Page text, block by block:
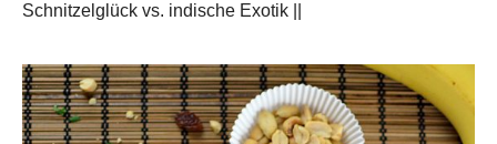
Schnitzelglück vs. indische Exotik ||